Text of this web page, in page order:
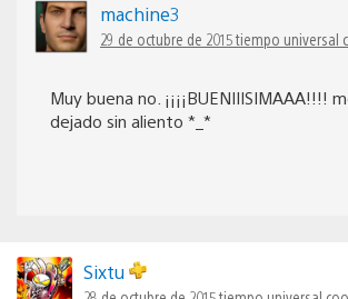
machine3
29 de octubre de 2015 tiempo universal
Muy buena no. ¡¡¡¡BUENIIISIMAAA!!!!
dejado sin aliento *_*
Sixtu